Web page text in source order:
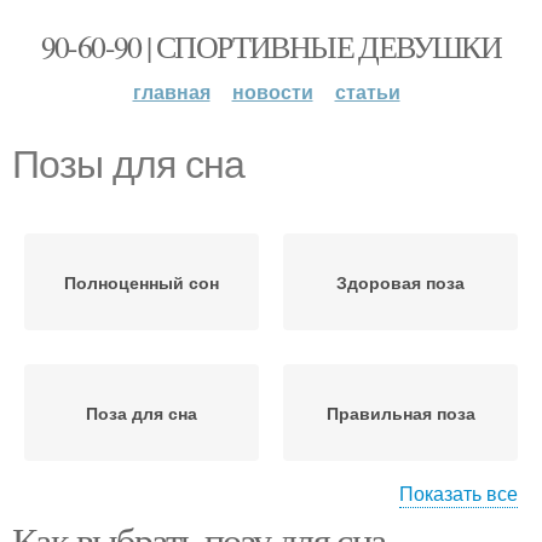
90-60-90 | СПОРТИВНЫЕ ДЕВУШКИ
главная новости статьи
Позы для сна
Полноценный сон Здоровая поза
Поза для сна Правильная поза
Показать все